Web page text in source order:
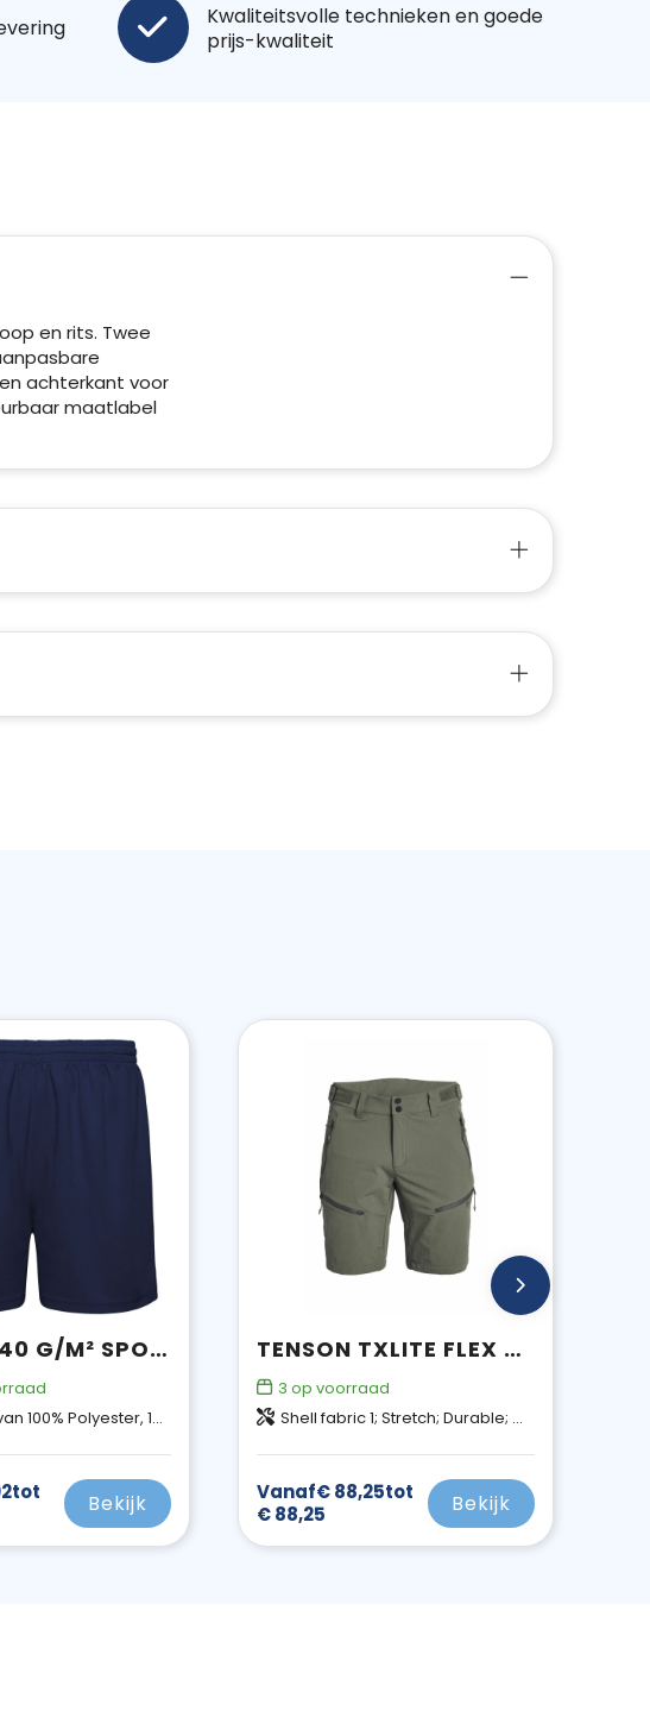
Kwaliteitsvolle technieken en goede
prijs-kwaliteit
en rits. Twee
achterkant voor
maatlabel
PLAYER 140 G/M² SPORTSHORT VOOR KINDEREN
Polyester, 140 g/m2
tot
Bekijk
TENSON TXLITE FLEX SHORTS MEN
3 op voorraad
Shell fabric 1; Stretch; Durable; Quick dry; 92% Recycled Polyamide, 8% Elastane
Vanaf€ 88,25tot
€ 88,25
Bekijk